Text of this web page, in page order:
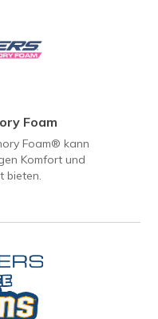
Foam
Foam® kann
Komfort und
bieten.